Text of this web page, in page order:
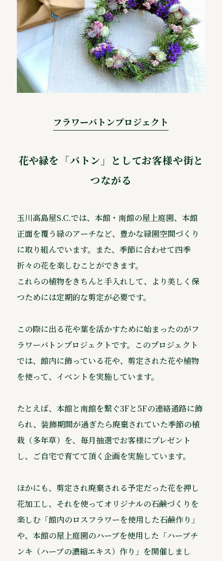
フラワーバトンプロジェクト
花や緑を「バトン」としてお客様や街と
つながる
玉川高島屋S.C.では、本館・南館の屋上庭園、本館
正面を覆う緑のアーチなど、豊かな緑園空間づくり
に取り組んでいます。また、季節に合わせて四季
折々の花を楽しむことができます。
これらの植物をきちんと手入れして、より美しく保
つためには定期的な剪定が必要です。
この際に出る花や葉を活かすために始まったのがフ
ラワーバトンプロジェクトです。このプロジェクト
では、館内に飾っている花や、剪定された花や植物
を使って、イベントを実施しています。
たとえば、本館と南館を繋ぐ3Fと5Fの連絡通路に飾
られ、装飾期間が過ぎたら廃棄されていた季節の植
栽（多年草）を、毎月抽選でお客様にプレゼント
し、ご自宅で育てて頂く企画を実施しています。
ほかにも、剪定され廃棄される予定だった花を押し
花加工し、それを使ってオリジナルの石鹸づくりを
楽しむ「館内のロスフラワーを使用した石鹸作り」
や、本館の屋上庭園のハーブを使用した「ハーブチ
ンキ（ハーブの濃縮エキス）作り」を開催しまし